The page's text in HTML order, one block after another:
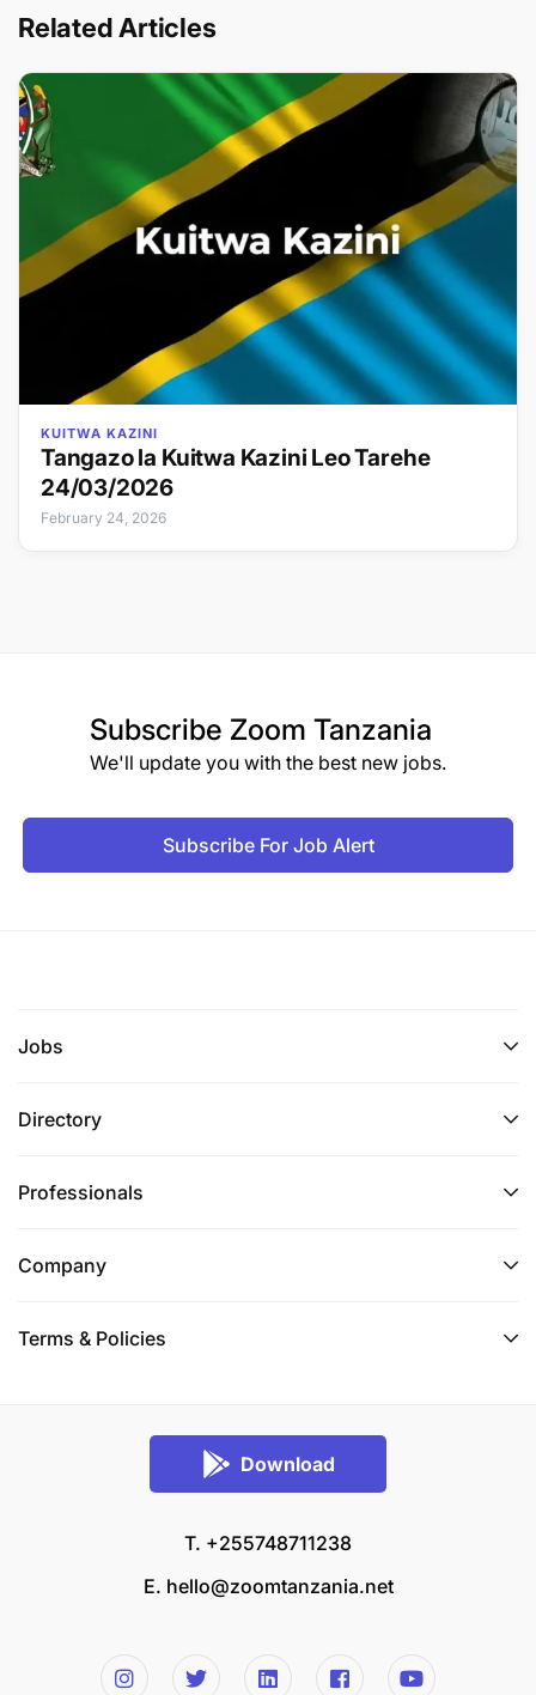
Related Articles
KUITWA KAZINI
Tangazo la Kuitwa Kazini Leo Tarehe
24/03/2026
February 24, 2026
Subscribe Zoom Tanzania
We'll update you with the best new jobs.
Subscribe For Job Alert
Jobs
Directory
Professionals
Company
Terms & Policies
Download
T. +255748711238
E. hello@zoomtanzania.net